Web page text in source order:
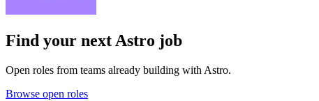
Find your next Astro job
Open roles from teams already building with Astro.
Browse open roles